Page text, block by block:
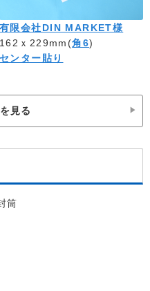
有限会社DIN MARKET様
162ｘ229mm(角6)
センター貼り
見る
筒